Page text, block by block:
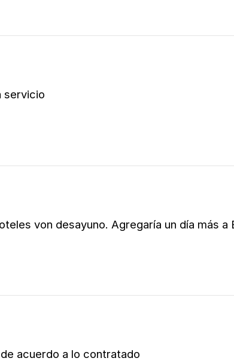
servicio
von desayuno. Agregaría un día más a
acuerdo a lo contratado